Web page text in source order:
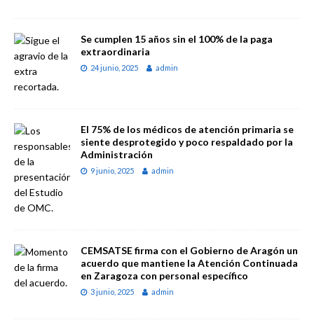
Se cumplen 15 años sin el 100% de la paga
extraordinaria
24 junio, 2025 admin
El 75% de los médicos de atención primaria se
siente desprotegido y poco respaldado por la
Administración
9 junio, 2025 admin
CEMSATSE firma con el Gobierno de Aragón un
acuerdo que mantiene la Atención Continuada
en Zaragoza con personal específico
3 junio, 2025 admin